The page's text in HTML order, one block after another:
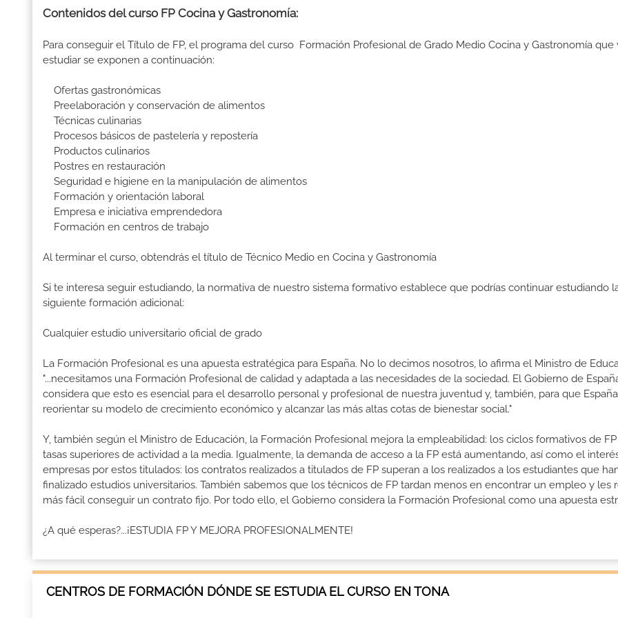
Contenidos del curso FP Cocina y Gastronomía:
Para conseguir el Título de FP, el programa del curso Formación Profesional de Grado Medio Cocina y Gastronomía que
estudiar se exponen a continuación:
Ofertas gastronómicas
Preelaboración y conservación de alimentos
Técnicas culinarias
Procesos básicos de pastelería y repostería
Productos culinarios
Postres en restauración
Seguridad e higiene en la manipulación de alimentos
Formación y orientación laboral
Empresa e iniciativa emprendedora
Formación en centros de trabajo
Al terminar el curso, obtendrás el título de Técnico Medio en Cocina y Gastronomía
Si te interesa seguir estudiando, la normativa de nuestro sistema formativo establece que podrías continuar estudiando
siguiente formación adicional:
Cualquier estudio universitario oficial de grado
La Formación Profesional es una apuesta estratégica para España. No lo decimos nosotros, lo afirma el Ministro de
"...necesitamos una Formación Profesional de calidad y adaptada a las necesidades de la sociedad. El Gobierno de
considera que esto es esencial para el desarrollo personal y profesional de nuestra juventud y, también, para que
reorientar su modelo de crecimiento económico y alcanzar las más altas cotas de bienestar social."
Y, también según el Ministro de Educación, la Formación Profesional mejora la empleabilidad: los ciclos formativos de
tasas superiores de actividad a la media. Igualmente, la demanda de acceso a la FP está aumentando, así como el
empresas por estos titulados: los contratos realizados a titulados de FP superan a los realizados a los estudiantes que
finalizado estudios universitarios. También sabemos que los técnicos de FP tardan menos en encontrar un empleo y les
más fácil conseguir un contrato fijo. Por todo ello, el Gobierno considera la Formación Profesional como una apuesta
¿A qué esperas?...¡ESTUDIA FP Y MEJORA PROFESIONALMENTE!
CENTROS DE FORMACIÓN DÓNDE SE ESTUDIA EL CURSO EN TONA